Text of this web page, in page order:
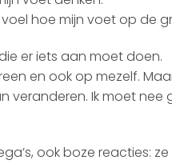
hoe mijn voet op de
er iets aan moet doen.
en ook op mezelf.
veranderen. Ik moet
ook boze reacties: